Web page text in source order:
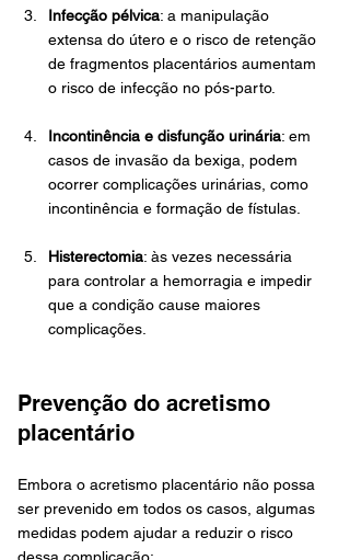
Infecção pélvica: a manipulação
extensa do útero e o risco de retenção
de fragmentos placentários aumentam
o risco de infecção no pós-parto.
Incontinência e disfunção urinária: em
casos de invasão da bexiga, podem
ocorrer complicações urinárias, como
incontinência e formação de fístulas.
Histerectomia: às vezes necessária
para controlar a hemorragia e impedir
que a condição cause maiores
complicações.
Prevenção do acretismo
placentário
Embora o acretismo placentário não possa
ser prevenido em todos os casos, algumas
medidas podem ajudar a reduzir o risco